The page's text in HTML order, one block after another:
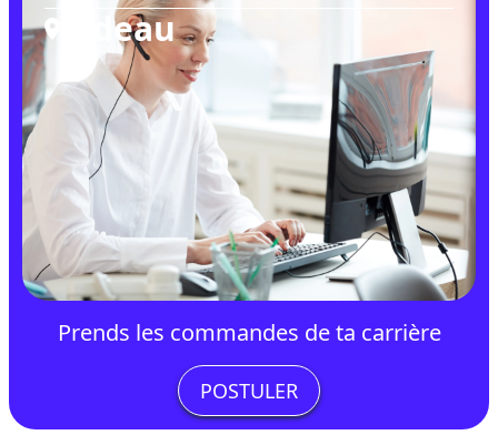
Rideau
Prends les commandes de ta carrière
POSTULER